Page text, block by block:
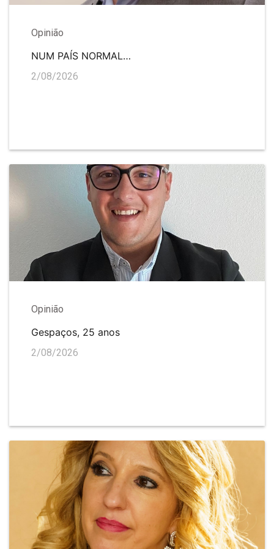
Opinião
NUM PAÍS NORMAL…
2/08/2026
Opinião
Gespaços, 25 anos
2/08/2026